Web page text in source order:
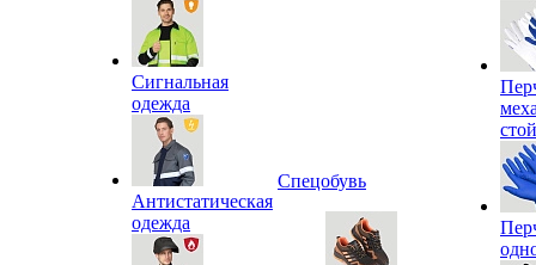
Сигнальная
одежда
Антистатическая
одежда
Спецобувь